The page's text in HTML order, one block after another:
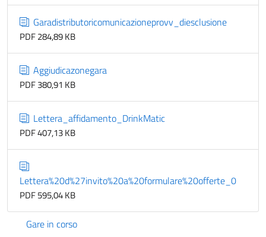
Garadistributoricomunicazioneprovv_diesclusione
PDF 284,89 KB
Aggiudicazonegara
PDF 380,91 KB
Lettera_affidamento_DrinkMatic
PDF 407,13 KB
Lettera%20d%27invito%20a%20formulare%20offerte_0
PDF 595,04 KB
Gare in corso